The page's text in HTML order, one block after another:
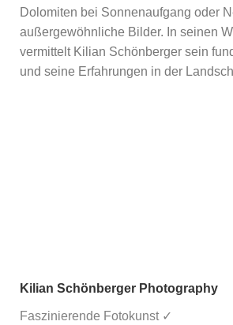
Dolomiten bei Sonnenaufgang oder
außergewöhnliche Bilder. In seinen
vermittelt Kilian Schönberger sein
und seine Erfahrungen in der
Kilian Schönberger Photography
Faszinierende Fotokunst ✓